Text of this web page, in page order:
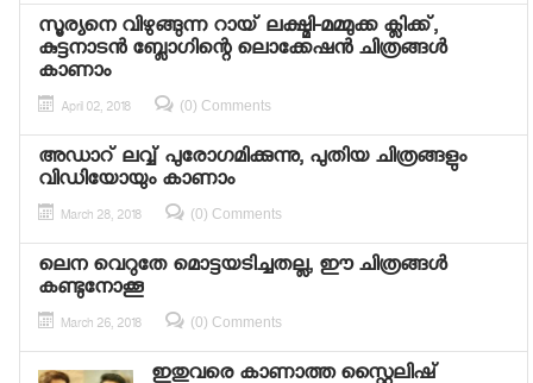
സൂര്യനെ വിഴുങ്ങുന്ന റായ് ലക്ഷ്മി-മമ്മുക്ക ക്ലിക്ക്,
കുട്ടനാടന്‍ ബ്ലോഗിന്റെ ലൊക്കേഷന്‍ ചിത്രങ്ങള്‍
കാണാം
April 02, 2018 (0) Comments
അഡാറ് ലവ്വ് പുരോഗമിക്കുന്നു, പുതിയ ചിത്രങ്ങളും
വിഡിയോയും കാണാം
March 28, 2018 (0) Comments
ലെന വെറുതേ മൊട്ടയടിച്ചതല്ല, ഈ ചിത്രങ്ങള്‍
കണ്ടുനോക്കൂ
March 26, 2018 (0) Comments
ഇതുവരെ കാണാത്ത സ്റ്റൈലിഷ്